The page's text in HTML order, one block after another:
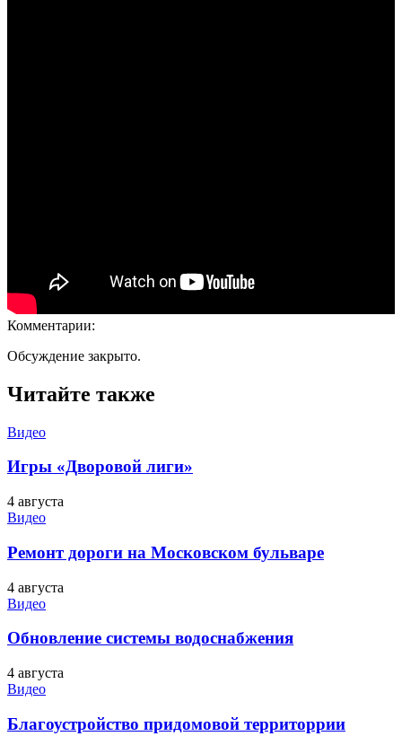
Комментарии:
Обсуждение закрыто.
Читайте также
Видео
Игры «Дворовой лиги»
4 августа
Видео
Ремонт дороги на Московском бульваре
4 августа
Видео
Обновление системы водоснабжения
4 августа
Видео
Благоустройство придомовой территоррии